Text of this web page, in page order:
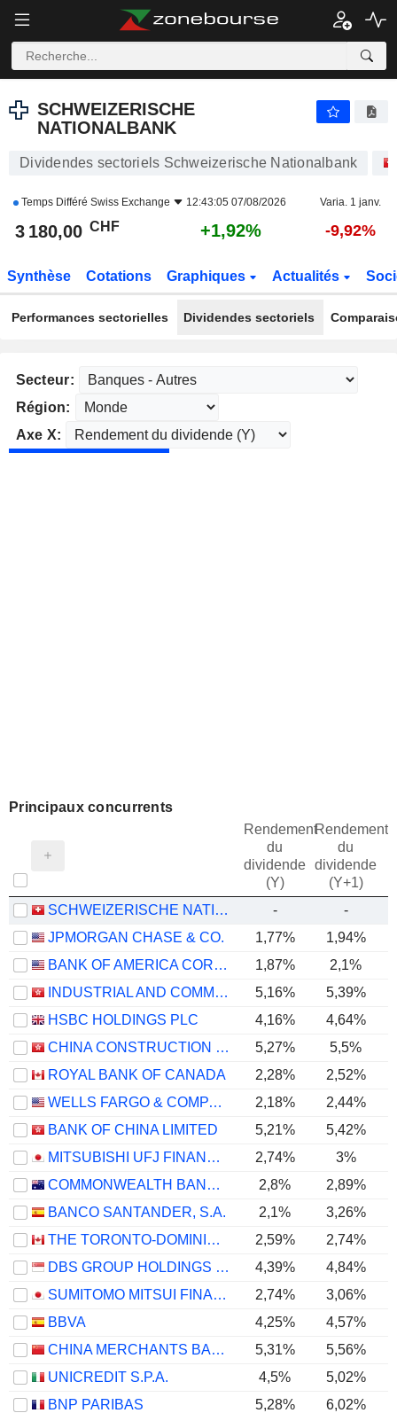
SCHWEIZERISCHE
NATIONALBANK
Dividendes sectoriels Schweizerische Nationalbank
Temps Différé Swiss Exchange 12:43:05 07/08/2026 Varia. 1 janv.
3 180,00 CHF +1,92% -9,92%
Synthèse Cotations Graphiques Actualités
Performances sectorielles Dividendes sectoriels
Secteur:
Région:
Axe X:
Principaux concurrents
Rendement
du
dividende
(Y)
Rendement
du
dividende
(Y+1)
SCHWEIZERISCHE NATIONALBANK -
-
JPMORGAN CHASE & CO.
1,77%
1,94%
BANK OF AMERICA CORPORATION
1,87% 2,1%
INDUSTRIAL AND COMMERCIAL BANK OF CHINA LIMITED
5,16%
5,39%
HSBC HOLDINGS PLC
4,16%
4,64%
CHINA CONSTRUCTION BANK CORPORATION
5,27%
5,5%
ROYAL BANK OF CANADA
2,28% 2,52%
WELLS FARGO & COMPANY
2,18% 2,44%
BANK OF CHINA LIMITED
5,21%
5,42%
MITSUBISHI UFJ FINANCIAL GROUP, INC.
2,74% 3%
COMMONWEALTH BANK OF AUSTRALIA
2,8% 2,89%
BANCO SANTANDER, S.A.
2,1% 3,26%
THE TORONTO-DOMINION BANK
2,59% 2,74%
DBS GROUP HOLDINGS LTD
4,39% 4,84%
SUMITOMO MITSUI FINANCIAL GROUP, INC.
2,74%
3,06%
BBVA
4,25% 4,57%
CHINA MERCHANTS BANK CO., LTD.
5,31%
5,56%
UNICREDIT S.P.A.
4,5% 5,02%
BNP PARIBAS
5,28%
6,02%